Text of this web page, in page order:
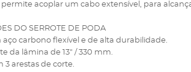
permite acoplar um cabo extensível, para
DO SERROTE DE PODA
carbono flexível e de alta durabilidade.
da lâmina de 13" / 330 mm.
3 arestas de corte.